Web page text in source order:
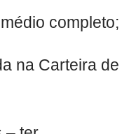
completo;
na Carteira de